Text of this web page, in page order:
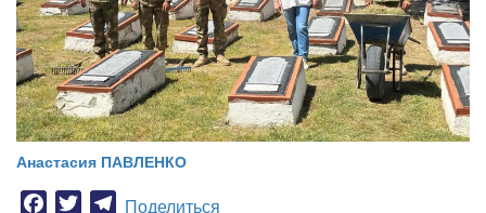
Анастасия ПАВЛЕНКО
Facebook
TwitterTelegram
Поделиться